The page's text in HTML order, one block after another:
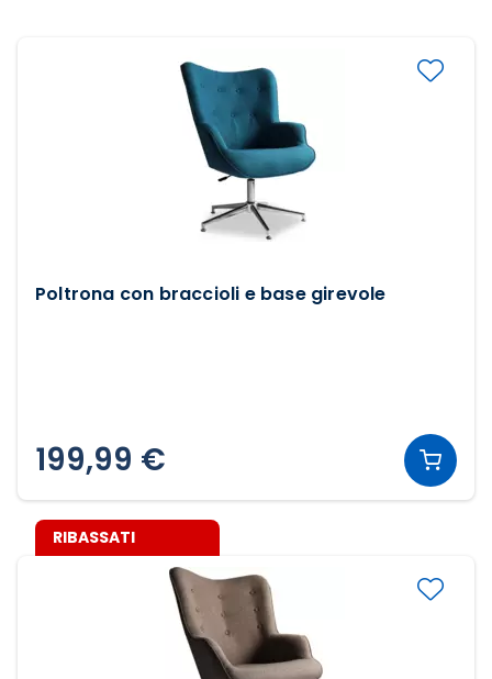
Poltrona con braccioli e base girevole
199,99 €
RIBASSATI